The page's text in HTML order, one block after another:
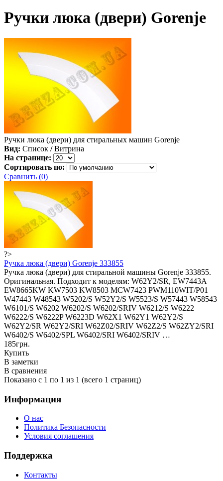
Ручки люка (двери) Gorenje
Ручки люка (двери) для стиральных машин Gorenje
Вид: Список / Витрина
На странице:
Сортировать по:
Сравнить (0)
?>
Ручка люка (двери) Gorenje 333855
Ручка люка (двери) для стиральной машины Gorenje 333855.
Оригинальная. Подходит к моделям: W62Y2/SR, EW7443A
EW8665KW KW7503 KW8503 MCW7423 PWM110WIT/P01
W47443 W48543 W5202/S W52Y2/S W5523/S W57443 W58543
W6101/S W6202 W6202/S W6202/SRIV W6212/S W6222
W6222/S W6222P W6223D W62X1 W62Y1 W62Y2/S
W62Y2/SR W62Y2/SRI W62Z02/SRIV W62Z2/S W62ZY2/SRI
W6402/S W6402/SPL W6402/SRI W6402/SRIV …
185грн.
Купить
В заметки
В сравнения
Показано с 1 по 1 из 1 (всего 1 страниц)
Информация
О нас
Политика Безопасности
Условия соглашения
Поддержка
Контакты